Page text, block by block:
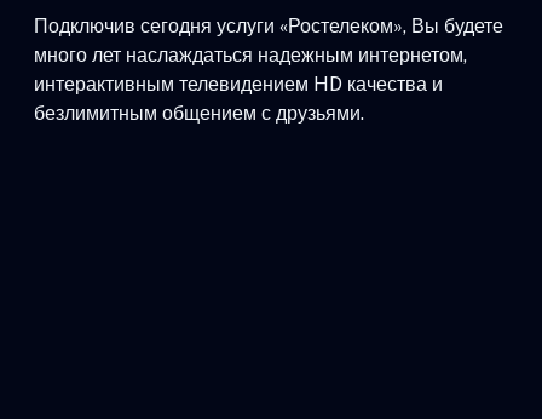
Подключив сегодня услуги «Ростелеком», Вы будете
много лет наслаждаться надежным интернетом,
интерактивным телевидением HD качества и
безлимитным общением с друзьями.